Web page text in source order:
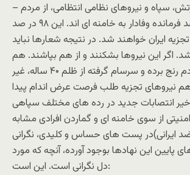
– حدود ۹۸ در صد ارتش، سپاه و نیروهای نظامی انتظامی، از مردم
اند. فقط یک در صد فرمانده وفادار به خامنه ای اند. این ۹۸ در صد
ایران خواهند شد. در نتیجه شعارها نباید
اگر این نیروها بشکنند و از هم بپاشند. هم
مهار خشم مردم رنج برده و سرسام گرفته از ظلم ۴۰ ساله، غیر
نیروهای تجزیه طلب فرصت عرض اندام پیدا
انتصابات جدید در رده های مختلف سپاهی
از سوی خامنه ای و گماردن افرادی مشابه
ایرانی)در پست های حساس و کلیدی، نگرانی
پایین این نهادها بوجود آورده، آنچه که مورد
دل نگرانی است. این است: